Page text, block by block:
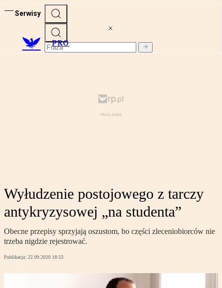
Serwisy
PRO
Wyłudzenie postojowego z tarczy
antykryzysowej „na studenta”
Obecne przepisy sprzyjają oszustom, bo części zleceniobiorców nie
trzeba nigdzie rejestrować.
Publikacja: 22.09.2020 18:53